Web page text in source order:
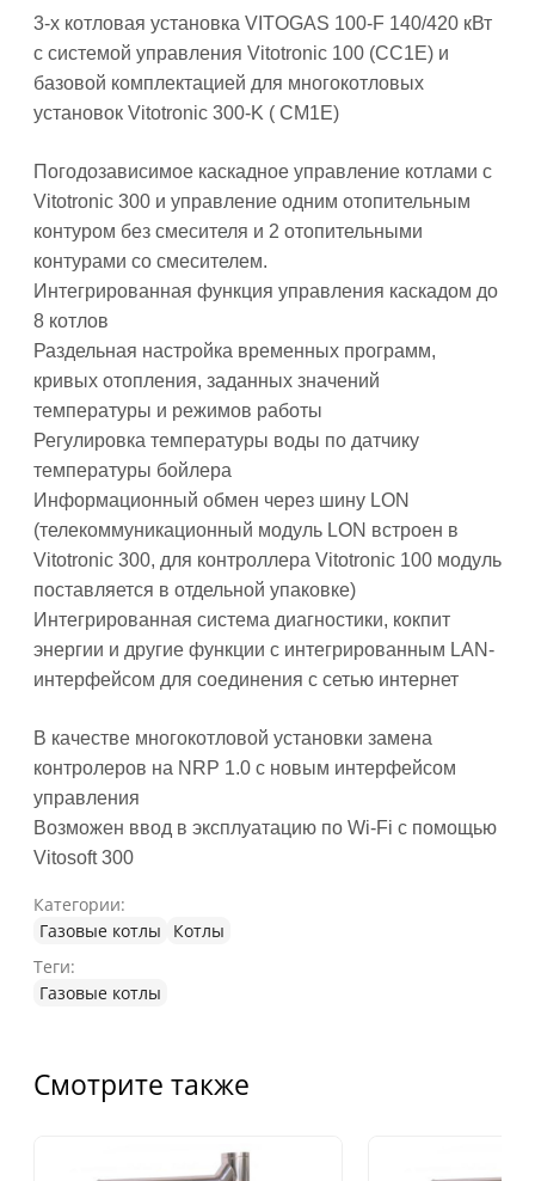
3-х котловая установка VITOGAS 100-F 140/420 кВт
с системой управления Vitotronic 100 (CC1E) и
базовой комплектацией для многокотловых
установок Vitotronic 300-K ( CM1E)
Погодозависимое каскадное управление котлами с
Vitotronic 300 и управление одним отопительным
контуром без смесителя и 2 отопительными
контурами со смесителем.
Интегрированная функция управления каскадом до
8 котлов
Раздельная настройка временных программ,
кривых отопления, заданных значений
температуры и режимов работы
Регулировка температуры воды по датчику
температуры бойлера
Информационный обмен через шину LON
(телекоммуникационный модуль LON встроен в
Vitotronic 300, для контроллера Vitotronic 100 модуль
поставляется в отдельной упаковке)
Интегрированная система диагностики, кокпит
энергии и другие функции с интегрированным LAN-
интерфейсом для соединения с сетью интернет
В качестве многокотловой установки замена
контролеров на NRP 1.0 с новым интерфейсом
управления
Возможен ввод в эксплуатацию по Wi-Fi c помощью
Vitosoft 300
Категории:
Газовые котлы
Котлы
Теги:
Газовые котлы
Смотрите также